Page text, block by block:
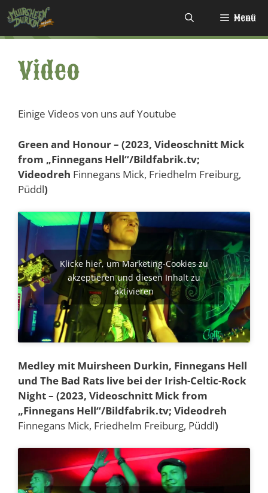
Zum
Inhalt
springen
Menü
Video
Einige Videos von uns auf Youtube
Green and Honour – (2023, Videoschnitt Mick
from „Finnegans Hell“/Bildfabrik.tv;
Videodreh Finnegans Mick, Friedhelm Freiburg,
Püddl)
Klicke hier, um Marketing-Cookies zu
akzeptieren und diesen Inhalt zu
aktivieren
Medley mit Muirsheen Durkin, Finnegans Hell
und The Bad Rats live bei der Irish-Celtic-Rock
Night – (2023, Videoschnitt Mick from
„Finnegans Hell“/Bildfabrik.tv; Videodreh
Finnegans Mick, Friedhelm Freiburg, Püddl)